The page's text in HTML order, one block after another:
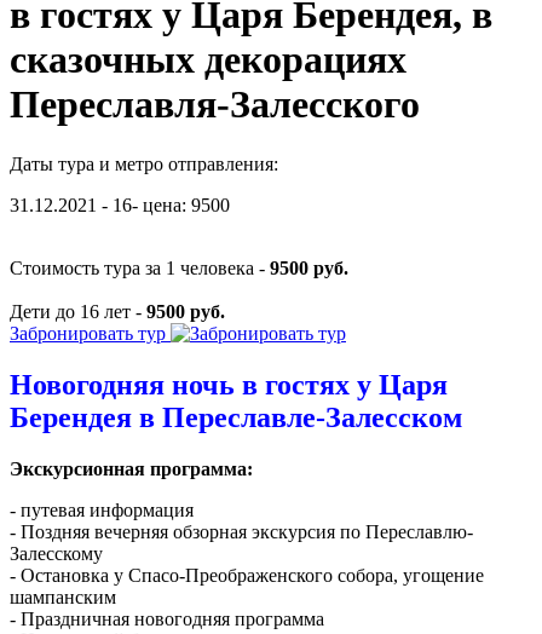
в гостях у Царя Берендея, в
сказочных декорациях
Переславля-Залесского
Даты тура и метро отправления:
31.12.2021 - 16- цена: 9500
Стоимость тура за 1 человека - 9500 руб.
Дети до 16 лет - 9500 руб.
Забронировать тур
Новогодняя ночь в гостях у Царя
Берендея в Переславле-Залесском
Экскурсионная программа:
- путевая информация
- Поздняя вечерняя обзорная экскурсия по Переславлю-
Залесскому
- Остановка у Спасо-Преображенского собора, угощение
шампанским
- Праздничная новогодняя программа